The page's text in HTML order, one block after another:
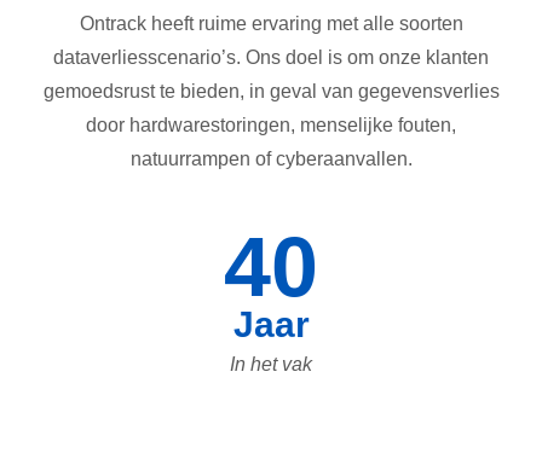
Ontrack heeft ruime ervaring met alle soorten
dataverliesscenario’s. Ons doel is om onze klanten
gemoedsrust te bieden, in geval van gegevensverlies
door hardwarestoringen, menselijke fouten,
natuurrampen of cyberaanvallen.
40
Jaar
In het vak